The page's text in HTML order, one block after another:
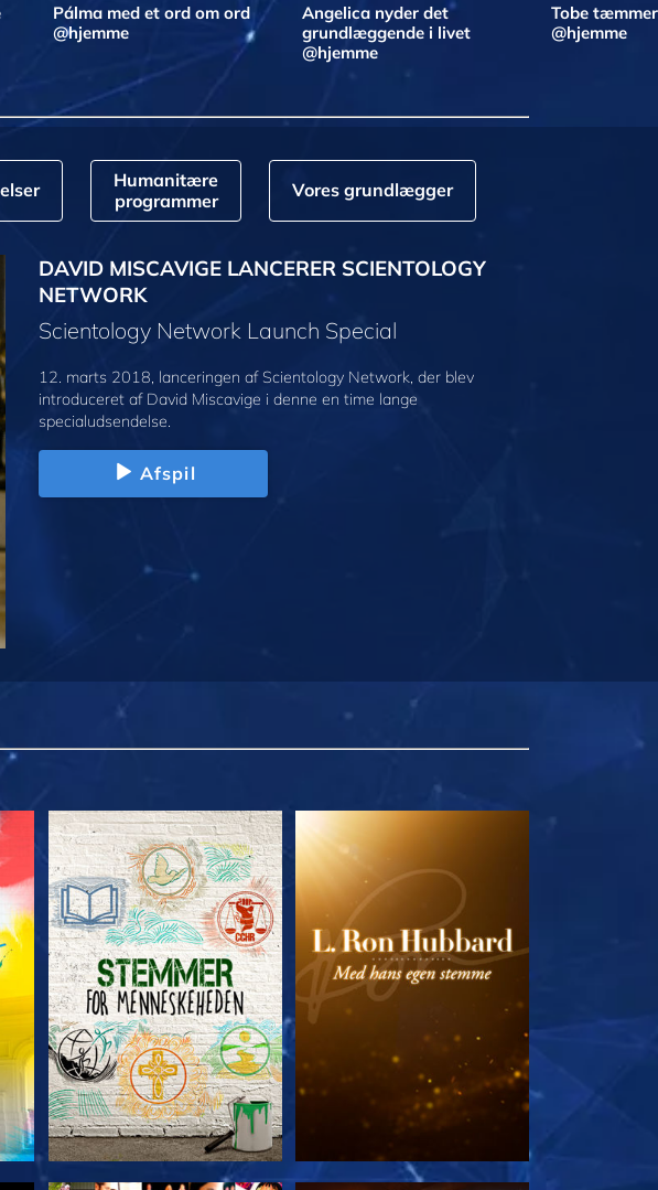
Pálma med et ord om ord
@hjemme
Angelica nyder det
grundlæggende i livet
@hjemme
Tobe
@hjemme
Humanitære
programmer
Vores grundlægger
DAVID MISCAVIGE LANCERER SCIENTOLOGY
NETWORK
Scientology Network Launch Special
12. marts 2018, lanceringen af Scientology Network, der blev
introduceret af David Miscavige i denne en time lange
specialudsendelse.
Afspil